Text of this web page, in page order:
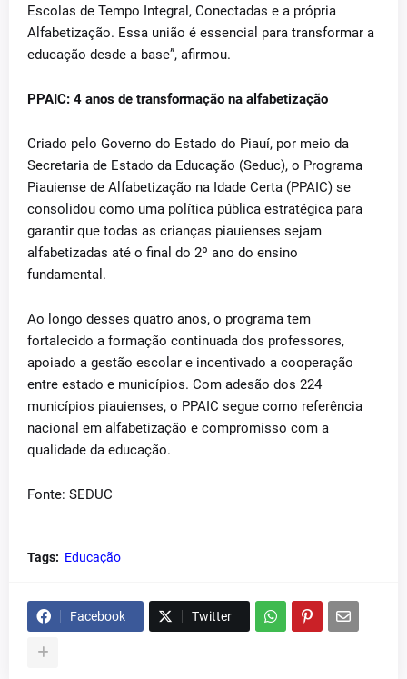
Escolas de Tempo Integral, Conectadas e a própria
Alfabetização. Essa união é essencial para transformar a
educação desde a base”, afirmou.
PPAIC: 4 anos de transformação na alfabetização
Criado pelo Governo do Estado do Piauí, por meio da
Secretaria de Estado da Educação (Seduc), o Programa
Piauiense de Alfabetização na Idade Certa (PPAIC) se
consolidou como uma política pública estratégica para
garantir que todas as crianças piauienses sejam
alfabetizadas até o final do 2º ano do ensino
fundamental.
Ao longo desses quatro anos, o programa tem
fortalecido a formação continuada dos professores,
apoiado a gestão escolar e incentivado a cooperação
entre estado e municípios. Com adesão dos 224
municípios piauienses, o PPAIC segue como referência
nacional em alfabetização e compromisso com a
qualidade da educação.
Fonte: SEDUC
Tags: Educação
Facebook Twitter